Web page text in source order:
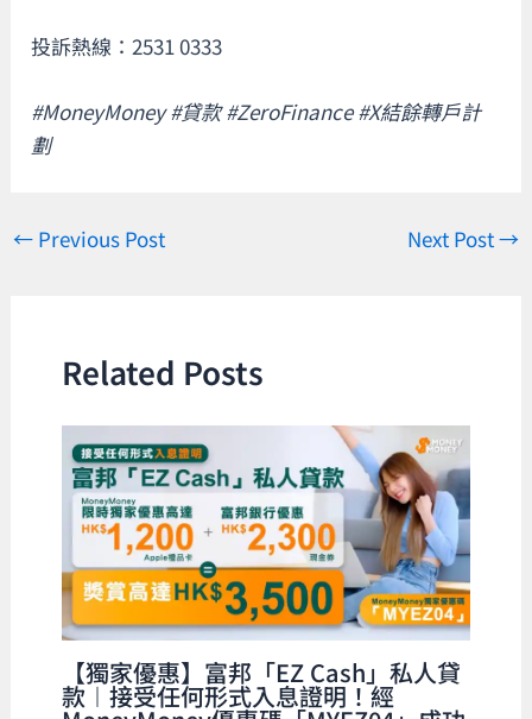
投訴熱線：2531 0333
#MoneyMoney #貸款 #ZeroFinance #X結餘轉戶計
劃
← Previous Post Next Post→
Related Posts
【獨家優惠】富邦「EZ Cash」私人貸
款︱接受任何形式入息證明！經